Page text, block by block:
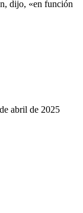
dijo, «en función
abril de 2025